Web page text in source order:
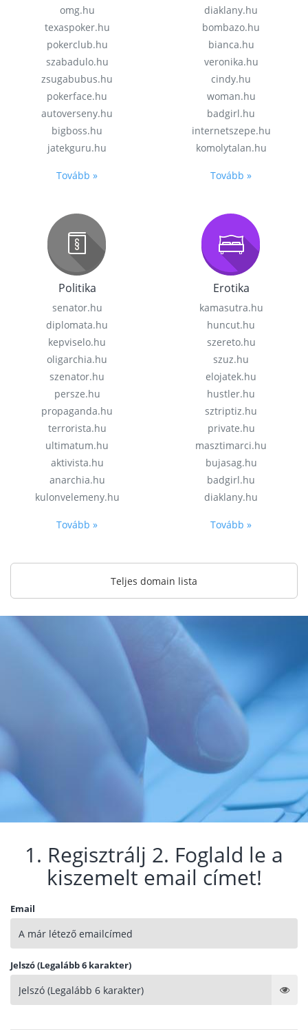
omg.hu
texaspoker.hu
pokerclub.hu
szabadulo.hu
zsugabubus.hu
pokerface.hu
autoverseny.hu
bigboss.hu
jatekguru.hu
Tovább »
diaklany.hu
bombazo.hu
bianca.hu
veronika.hu
cindy.hu
woman.hu
badgirl.hu
internetszepe.hu
komolytalan.hu
Tovább »
Politika
senator.hu
diplomata.hu
kepviselo.hu
oligarchia.hu
szenator.hu
persze.hu
propaganda.hu
terrorista.hu
ultimatum.hu
aktivista.hu
anarchia.hu
kulonvelemeny.hu
Tovább »
Erotika
kamasutra.hu
huncut.hu
szereto.hu
szuz.hu
elojatek.hu
hustler.hu
sztriptiz.hu
private.hu
masztimarci.hu
bujasag.hu
badgirl.hu
diaklany.hu
Tovább »
Teljes domain lista
1. Regisztrálj 2. Foglald le a
kiszemelt email címet!
Email
Jelszó (Legalább 6 karakter)